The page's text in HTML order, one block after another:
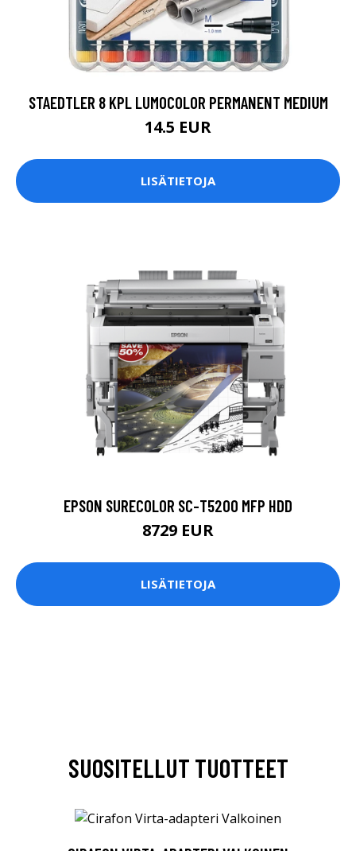
STAEDTLER 8 KPL LUMOCOLOR PERMANENT MEDIUM
14.5 EUR
LISÄTIETOJA
EPSON SURECOLOR SC-T5200 MFP HDD
8729 EUR
LISÄTIETOJA
SUOSITELLUT TUOTTEET